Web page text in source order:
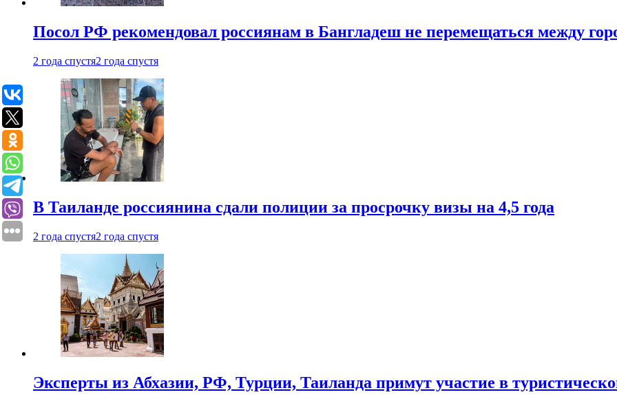
Посол РФ рекомендовал россиянам в Бангладеш не перемещаться между
2 года спустя2 года спустя
В Таиланде россиянина сдали полиции за просрочку визы на 4,5 года
2 года спустя2 года спустя
Эксперты из Абхазии, РФ, Турции, Таиланда примут участие в